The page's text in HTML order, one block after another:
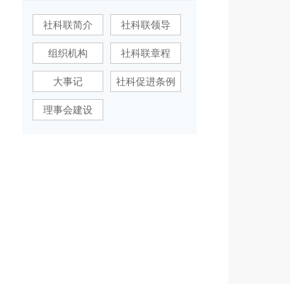
社科联简介 社科联领导
组织机构 社科联章程
大事记 社科促进条例
理事会建设